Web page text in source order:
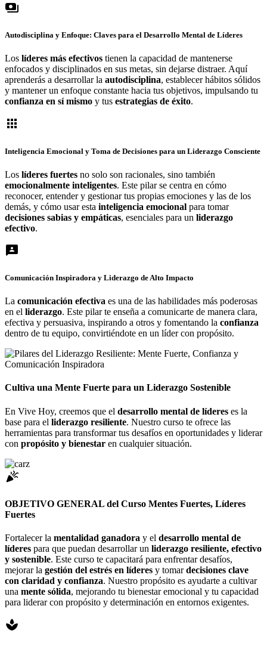
payments
Autodisciplina y Enfoque: Claves para el Desarrollo Mental de Líderes
Los líderes más efectivos tienen la capacidad de mantenerse
enfocados y disciplinados en sus metas, sin dejarse distraer. Aquí
aprenderás a desarrollar la autodisciplina, establecer hábitos sólidos
y mantener un enfoque constante hacia tus objetivos, impulsando tu
confianza en sí mismo y tus estrategias de éxito.
apps
Inteligencia Emocional y Toma de Decisiones para un Liderazgo Consciente
Los líderes fuertes no solo son racionales, sino también
emocionalmente inteligentes. Este pilar se centra en cómo
reconocer, entender y gestionar tus propias emociones y las de los
demás, y cómo usar esta inteligencia emocional para tomar
decisiones sabias y empáticas, esenciales para un liderazgo
efectivo.
3p
Comunicación Inspiradora y Liderazgo de Alto Impacto
La comunicación efectiva es una de las habilidades más poderosas
en el liderazgo. Este pilar te enseña a comunicarte de manera clara,
efectiva y persuasiva, inspirando a otros y fomentando la confianza
dentro de tu equipo, convirtiéndote en un líder con propósito.
Cultiva una Mente Fuerte para un Liderazgo Sostenible
En Vive Hoy, creemos que el desarrollo mental de líderes es la
base para el liderazgo resiliente. Nuestro curso te ofrece las
herramientas para transformar tus desafíos en oportunidades y liderar
con propósito y bienestar en cualquier situación.
celebration
OBJETIVO GENERAL del Curso Mentes Fuertes, Líderes
Fuertes
Fortalecer la mentalidad ganadora y el desarrollo mental de
líderes para que puedan desarrollar un liderazgo resiliente, efectivo
y sostenible. Este curso te capacitará para enfrentar desafíos,
mejorar la gestión del estrés en líderes y tomardecisiones clave
con claridad y confianza. Nuestro propósito es ayudarte a cultivar
una mente sólida, mejorando tu bienestar emocional y tu capacidad
para liderar con propósito y determinación en entornos exigentes.
spa